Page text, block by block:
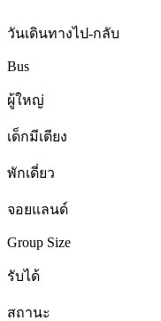
วันเดินทางไป-กลับ
Bus
ผู้ใหญ่
เด็กมีเตียง
พักเดี่ยว
จอยแลนด์
Group Size
รับได้
สถานะ